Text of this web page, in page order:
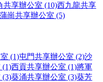
共享辦公室 (10)西九龍共享
崗共享辦公室 (5)
(1)屯門共享辦公室 (2)沙
(1)西貢共享辦公室 (1)將軍
(3)葵涌共享辦公室 (3)葵芳